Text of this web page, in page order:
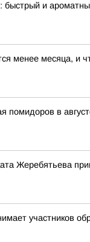
и
менее месяца,
помидоров в
Жеребятьева
участников